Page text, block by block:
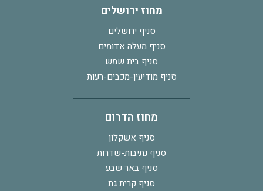
מחוז ירושלים
סניף ירושלים
סניף מעלה אדומים
סניף בית שמש
סניף מודיעין-מכבים-רעות
מחוז הדרום
סניף אשקלון
סניף נתיבות-שדרות
סניף באר שבע
סניף קרית גת